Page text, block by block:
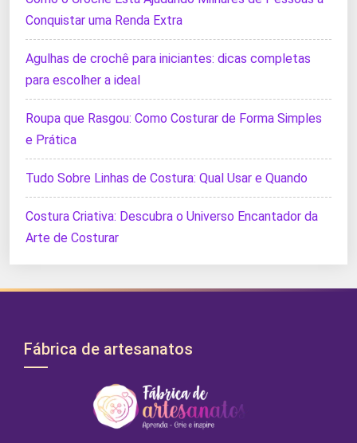
Conquistar uma Renda Extra
Agulhas de crochê para iniciantes: dicas completas
para escolher a ideal
Roupa que Rasgou: Como Costurar de Forma Simples
e Prática
Tudo Sobre Linhas de Costura: Qual Usar e Quando
Costura Criativa: Descubra o Universo Encantador da
Arte de Costurar
Fábrica de artesanatos